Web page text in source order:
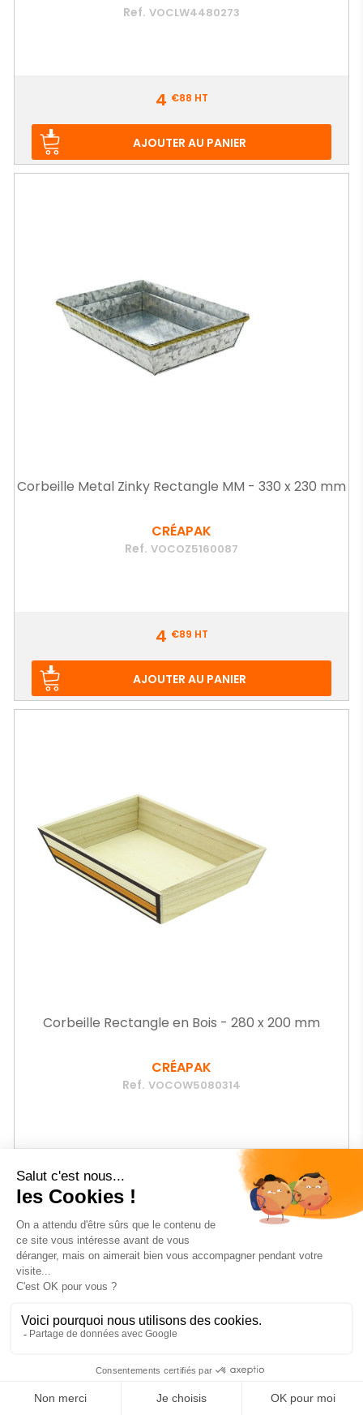
Ref. VOCLW4480273
4 €88 HT
AJOUTER AU PANIER
Corbeille Metal Zinky Rectangle MM - 330 x 230 mm
CRÉAPAK
Ref. VOCOZ5160087
4 €89 HT
AJOUTER AU PANIER
Corbeille Rectangle en Bois - 280 x 200 mm
CRÉAPAK
Ref. VOCOW5080314